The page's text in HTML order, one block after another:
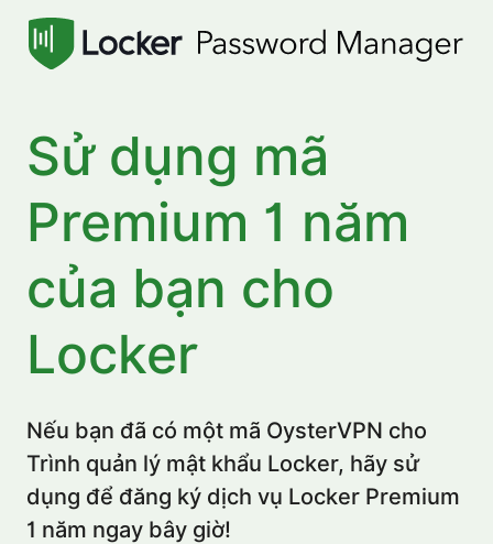
Sử dụng mã
Premium 1 năm
của bạn cho
Locker
Nếu bạn đã có một mã OysterVPN cho
Trình quản lý mật khẩu Locker, hãy sử
dụng để đăng ký dịch vụ Locker Premium
1 năm ngay bây giờ!